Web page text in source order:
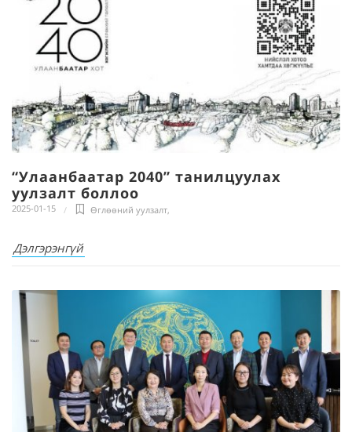
“Улаанбаатар 2040” танилцуулах
уулзалт боллоо
2025-01-15 Өглөөний уулзалт,
Дэлгэрэнгүй